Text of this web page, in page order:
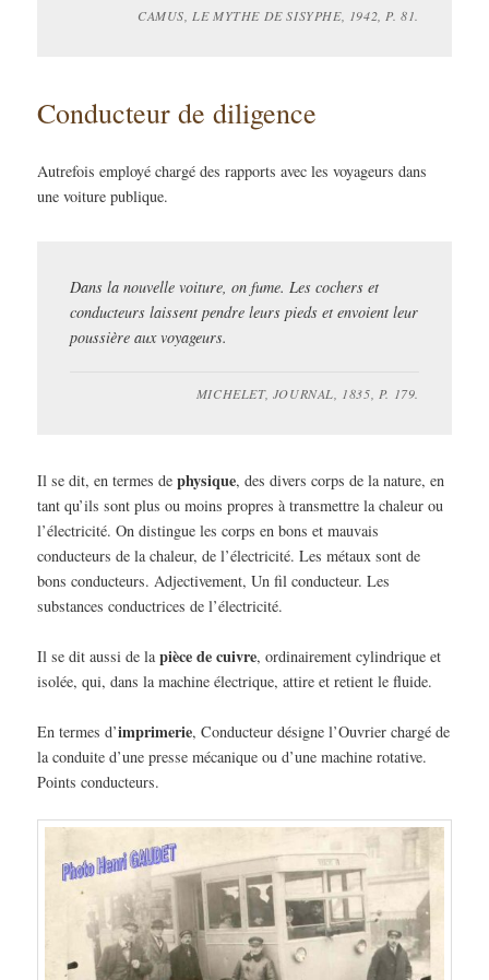
CAMUS, LE MYTHE DE SISYPHE, 1942, P. 81.
Conducteur de diligence
Autrefois employé chargé des rapports avec les voyageurs dans
une voiture publique.
Dans la nouvelle voiture, on fume. Les cochers et
conducteurs laissent pendre leurs pieds et envoient leur
poussière aux voyageurs.
MICHELET, JOURNAL, 1835, P. 179.
Il se dit, en termes dephysique, des divers corps de la nature, en
tant qu’ils sont plus ou moins propres à transmettre la chaleur ou
l’électricité. On distingue les corps en bons et mauvais
conducteurs de la chaleur, de l’électricité. Les métaux sont de
bons conducteurs. Adjectivement, Un fil conducteur. Les
substances conductrices de l’électricité.
Il se dit aussi de lapièce de cuivre, ordinairement cylindrique et
isolée, qui, dans la machine électrique, attire et retient le fluide.
En termes d’imprimerie, Conducteur désigne l’Ouvrier chargé de
la conduite d’une presse mécanique ou d’une machine rotative.
Points conducteurs.